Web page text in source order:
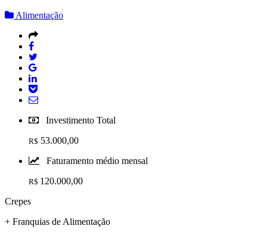
Alimentação
Investimento Total
R$ 53.000,00
Faturamento médio mensal
R$ 120.000,00
Crepes
+ Franquias de Alimentação